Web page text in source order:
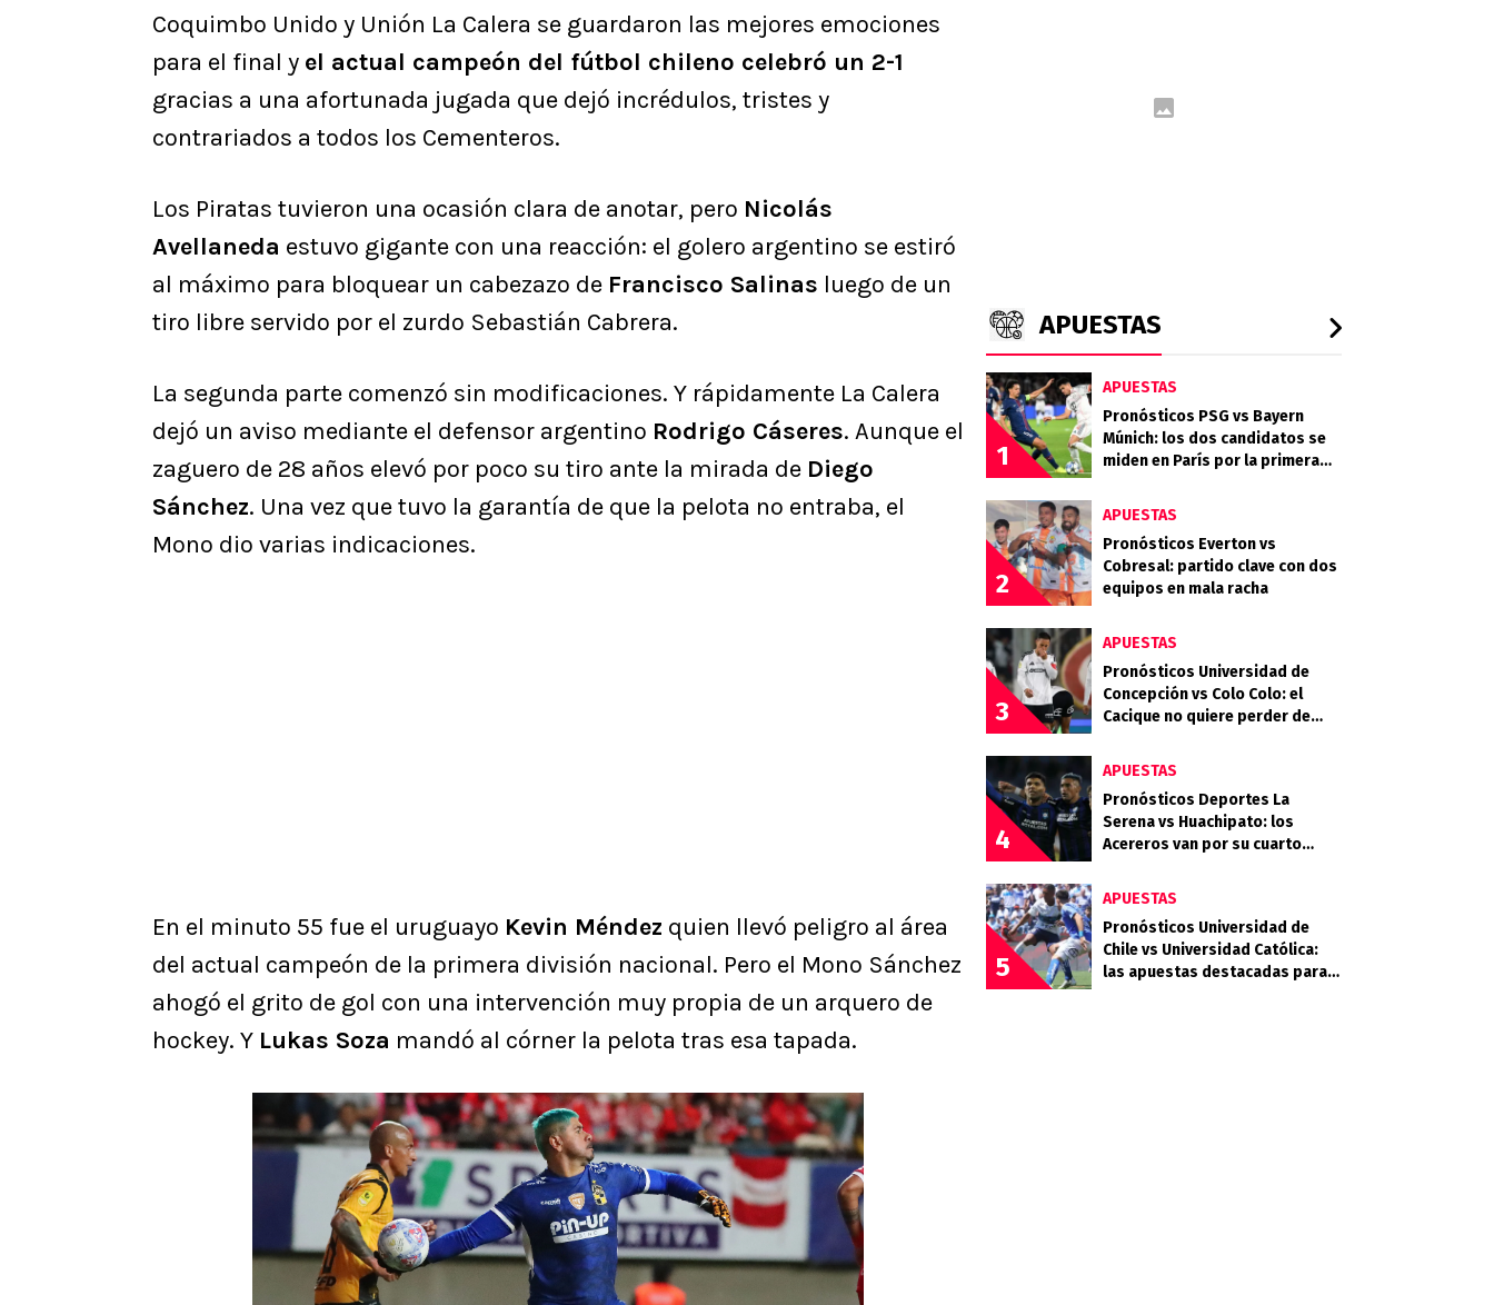
Coquimbo Unido y Unión La Calera se guardaron las mejores emociones
para el final y el actual campeón del fútbol chileno celebró un 2-1
gracias a una afortunada jugada que dejó incrédulos, tristes y
contrariados a todos los Cementeros.
Los Piratas tuvieron una ocasión clara de anotar, pero Nicolás
Avellaneda estuvo gigante con una reacción: el golero argentino se estiró
al máximo para bloquear un cabezazo de Francisco Salinas luego de un
tiro libre servido por el zurdo Sebastián Cabrera.
La segunda parte comenzó sin modificaciones. Y rápidamente La Calera
dejó un aviso mediante el defensor argentino Rodrigo Cáseres. Aunque el
zaguero de 28 años elevó por poco su tiro ante la mirada de Diego
Sánchez. Una vez que tuvo la garantía de que la pelota no entraba, el
Mono dio varias indicaciones.
En el minuto 55 fue el uruguayo Kevin Méndez quien llevó peligro al área
del actual campeón de la primera división nacional. Pero el Mono Sánchez
ahogó el grito de gol con una intervención muy propia de un arquero de
hockey. Y Lukas Soza mandó al córner la pelota tras esa tapada.
APUESTAS
1
APUESTAS
Pronósticos PSG vs Bayern
Múnich: los dos candidatos se
miden en París por la primera
2
APUESTAS
Pronósticos Everton vs
Cobresal: partido clave con dos
equipos en mala racha
3
APUESTAS
Pronósticos Universidad de
Concepción vs Colo Colo: el
Cacique no quiere perder de
4
APUESTAS
Pronósticos Deportes La
Serena vs Huachipato: los
Acereros van por su cuarto
5
APUESTAS
Pronósticos Universidad de
Chile vs Universidad Católica:
las apuestas destacadas para